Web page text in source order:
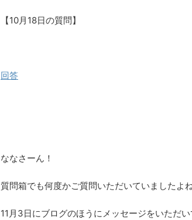
【10月18日の質問】
回答
ななさーん！
質問箱でも何度かご質問いただいていましたよね
11月3日にブログのほうにメッセージをいただ